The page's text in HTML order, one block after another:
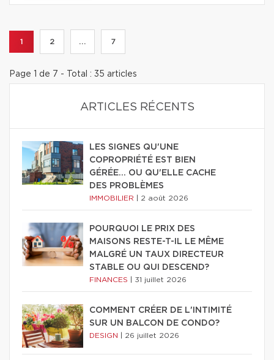
1 2 ... 7
Page 1 de 7 - Total : 35 articles
ARTICLES RÉCENTS
LES SIGNES QU'UNE
COPROPRIÉTÉ EST BIEN
GÉRÉE… OU QU'ELLE CACHE
DES PROBLÈMES
IMMOBILIER 2 août 2026
POURQUOI LE PRIX DES
MAISONS RESTE-T-IL LE MÊME
MALGRÉ UN TAUX DIRECTEUR
STABLE OU QUI DESCEND?
FINANCES 31 juillet 2026
COMMENT CRÉER DE L'INTIMITÉ
SUR UN BALCON DE CONDO?
DESIGN 26 juillet 2026